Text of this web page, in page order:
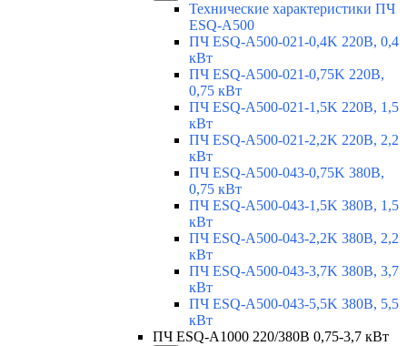
Технические характеристики ПЧ
ESQ-A500
ПЧ ESQ-A500-021-0,4K 220В, 0,4
кВт
ПЧ ESQ-A500-021-0,75K 220В,
0,75 кВт
ПЧ ESQ-A500-021-1,5K 220В, 1,5
кВт
ПЧ ESQ-A500-021-2,2K 220В, 2,2
кВт
ПЧ ESQ-A500-043-0,75K 380В,
0,75 кВт
ПЧ ESQ-A500-043-1,5K 380В, 1,5
кВт
ПЧ ESQ-A500-043-2,2K 380В, 2,2
кВт
ПЧ ESQ-A500-043-3,7K 380В, 3,7
кВт
ПЧ ESQ-A500-043-5,5K 380В, 5,5
кВт
ПЧ ESQ-A1000 220/380В 0,75-3,7 кВт